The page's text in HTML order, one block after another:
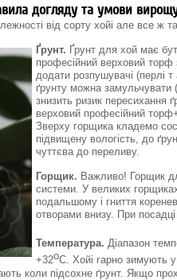
догляду та умови
від сорту хойі але все ж
Ґрунт. Ґрунт для хой має
професійний верховий
додати розпушувачі (перлі
ґрунту можна замульчувати
знизить ризик пересихання
верховий професійний
Зверху горщика кладемо
підвищену вологість, до
чуттєва до переливу.
Горщик. Важливо! Горщик
системи. У великих
подальшому і гниття
отворами внизу. При
Температура. Діапазон
+32оС. Хойі гарно зимують
коли підсохне ґрунт. Якщо